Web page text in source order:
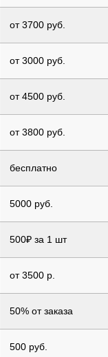
от 3700 руб.
от 3000 руб.
от 4500 руб.
от 3800 руб.
бесплатно
5000 руб.
500₽ за 1 шт
от 3500 р.
50% от заказа
500 руб.